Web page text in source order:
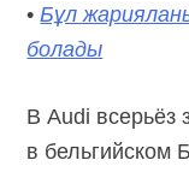
•Бұл
болады
В Audi всерьёз
в